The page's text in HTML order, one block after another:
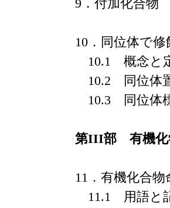
9．付加化合物
10．同位体で
10.1 概念と
10.2 同位体
10.3 同位体
第III部 有機化
11．有機化合
11.1 用語と